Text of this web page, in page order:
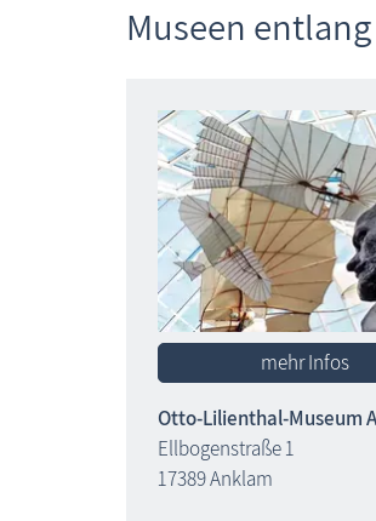
Museen
mehr Infos
Otto-Lilienthal-Museum
Ellbogenstraße 1
17389 Anklam